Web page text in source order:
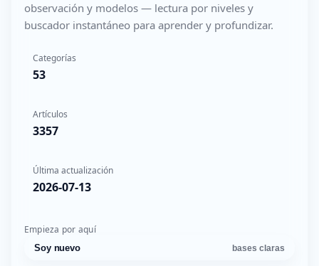
observación y modelos — lectura por niveles y
buscador instantáneo para aprender y profundizar.
Categorías
53
Artículos
3357
Última actualización
2026-07-13
Empieza por aquí
Soy nuevo bases claras